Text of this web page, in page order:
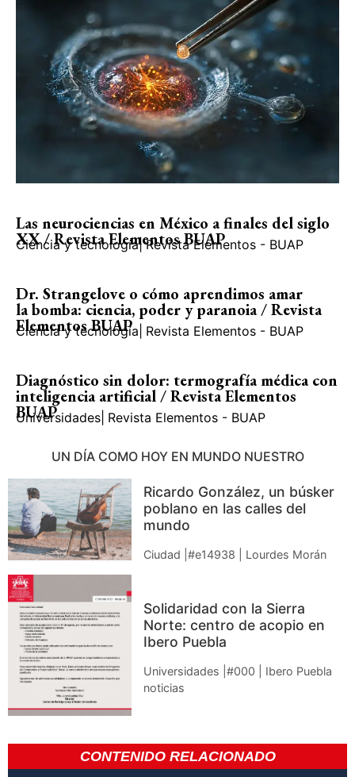
Las neurociencias en México a finales del siglo
XX / Revista Elementos BUAP
Ciencia y tecnología| Revista Elementos - BUAP
Dr. Strangelove o cómo aprendimos amar
la bomba: ciencia, poder y paranoia / Revista
Elementos BUAP
Ciencia y tecnología Revista Elementos - BUAP
Diagnóstico sin dolor: termografía médica con
inteligencia artificial / Revista Elementos
BUAP
Universidades Revista Elementos - BUAP
UN DÍA COMO HOY EN MUNDO NUESTRO
Ricardo González, un búsker
poblano en las calles del
mundo
Ciudad |#e14938 | Lourdes Morán
Solidaridad con la Sierra
Norte: centro de acopio en
Ibero Puebla
Universidades |#000 | Ibero Puebla
noticias
CONTENIDO RELACIONADO